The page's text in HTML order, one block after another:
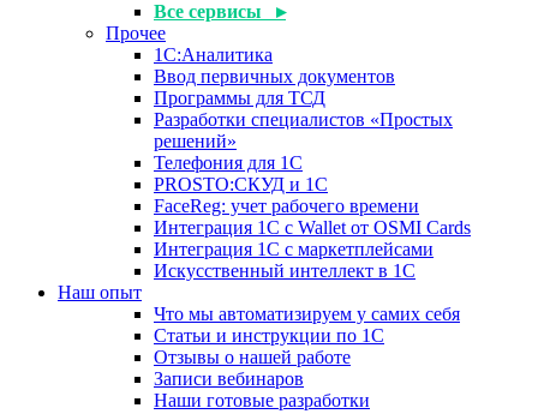
Все сервисы ▸
Прочее
1С:Аналитика
Ввод первичных документов
Программы для ТСД
Разработки специалистов «Простых
решений»
Телефония для 1С
PROSTO:СКУД и 1С
FaceReg: учет рабочего времени
Интеграция 1С с Wallet от OSMI Cards
Интеграция 1С с маркетплейсами
Искусственный интеллект в 1С
Наш опыт
Что мы автоматизируем у самих себя
Статьи и инструкции по 1С
Отзывы о нашей работе
Записи вебинаров
Наши готовые разработки